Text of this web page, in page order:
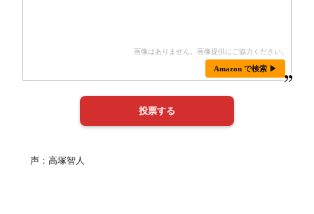
Amazon で検索 ▶
声：高塚智人